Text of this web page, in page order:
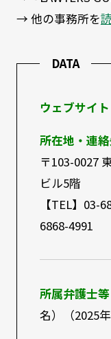
→ 他の事務所を
DATA
ウェブサイト
所在地・連
〒103-0027
ビル5階
【TEL】03-
6868-4991
所属弁護士等
名）（2025年